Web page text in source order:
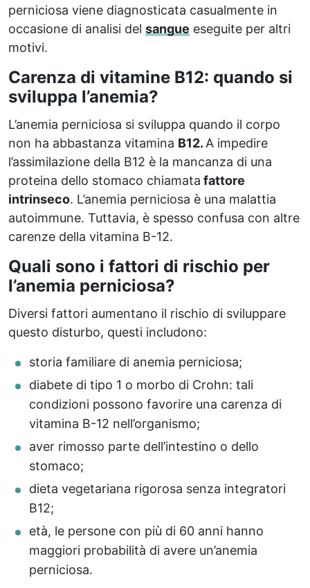
perniciosa viene diagnosticata casualmente in
occasione di analisi del sangue eseguite per altri
motivi.
Carenza di vitamine B12: quando si
sviluppa l’anemia?
L’anemia perniciosa si sviluppa quando il corpo
non ha abbastanza vitamina B12. A impedire
l’assimilazione della B12 è la mancanza di una
proteina dello stomaco chiamata fattore
intrinseco. L’anemia perniciosa è una malattia
autoimmune. Tuttavia, è spesso confusa con altre
carenze della vitamina B-12.
Quali sono i fattori di rischio per
l’anemia perniciosa?
Diversi fattori aumentano il rischio di sviluppare
questo disturbo, questi includono:
storia familiare di anemia perniciosa;
diabete di tipo 1 o morbo di Crohn: tali
condizioni possono favorire una carenza di
vitamina B-12 nell’organismo;
aver rimosso parte dell’intestino o dello
stomaco;
dieta vegetariana rigorosa senza integratori
B12;
età, le persone con più di 60 anni hanno
maggiori probabilità di avere un’anemia
perniciosa.